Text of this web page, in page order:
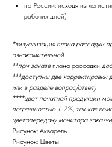
по России: исходя из
рабочих дней)
*визуализация плана рассадки
ознакомительной
**при заказеплана рассадки
***доступны две корректировки
или в разделе вопрос/ответ)
****цвет печатной продукции
погрешностью 1-2%, так как
цветопередачу монитора
Рисунок: Акварель
Рисунок: Цветы